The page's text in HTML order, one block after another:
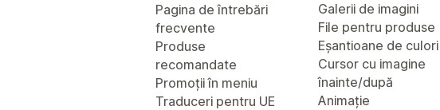
Pagina de întrebări
frecvente
Produse
recomandate
Promoții în meniu
Traduceri pentru UE
Galerii de imagini
File pentru produse
Eșantioane de culori
Cursor cu imagine
înainte/după
Animație